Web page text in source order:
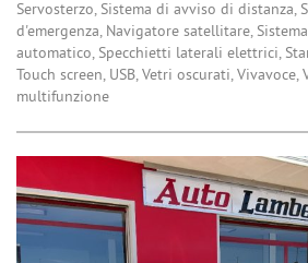
Servosterzo, Sistema di avviso di distanza,
d'emergenza, Navigatore satellitare,
automatico, Specchietti laterali elettrici,
Touch screen, USB, Vetri oscurati,
multifunzione